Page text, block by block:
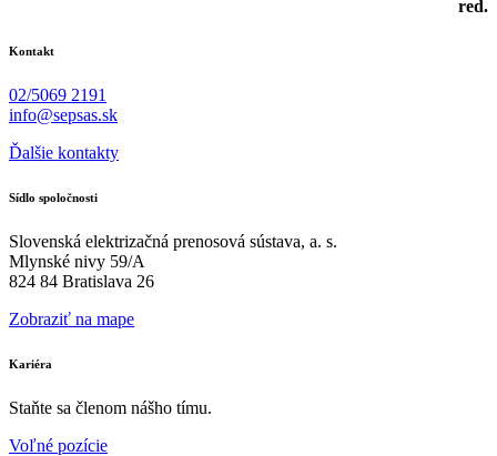
red.
Kontakt
02/5069 2191
info@sepsas.sk
Ďalšie kontakty
Sídlo spoločnosti
Slovenská elektrizačná prenosová sústava, a. s.
Mlynské nivy 59/A
824 84 Bratislava 26
Zobraziť na mape
Kariéra
Staňte sa členom nášho tímu.
Voľné pozície